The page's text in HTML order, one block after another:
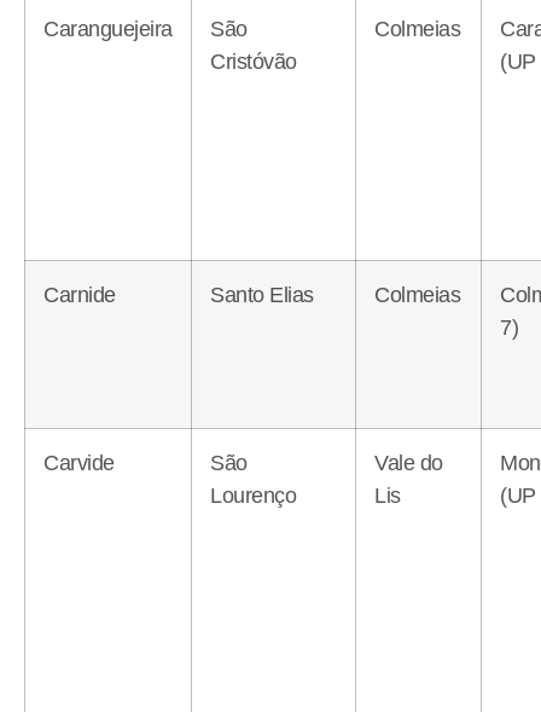
Caranguejeira
São
Cristóvão
Colmeias
(UP
Carnide Santo Elias Colmeias
7)
Carvide
São
Lourenço
Vale do
Lis
(UP